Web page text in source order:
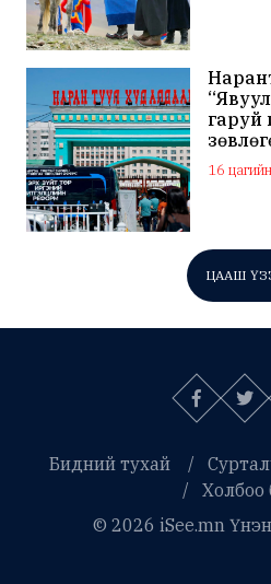
гаруй
16 цагийн
ЦААШ
Бидний тухай
Холбоо
© 2026 iSee.mn